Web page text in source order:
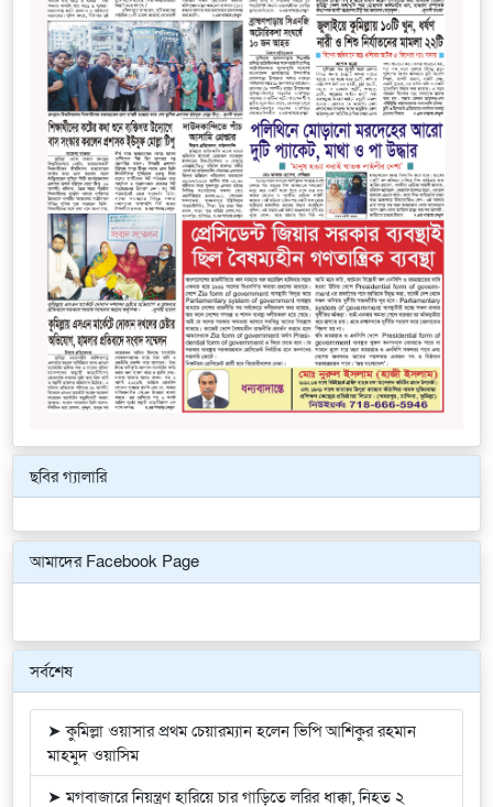
ছবির গ্যালারি
আমাদের Facebook Page
সর্বশেষ
➤ কুমিল্লা ওয়াসার প্রথম চেয়ারম্যান হলেন ভিপি আশিকুর রহমান
মাহমুদ ওয়াসিম
➤ মগবাজারে নিয়ন্ত্রণ হারিয়ে চার গাড়িতে লরির ধাক্কা, নিহত ২